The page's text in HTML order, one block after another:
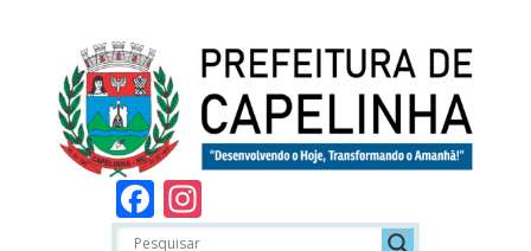
Facebook